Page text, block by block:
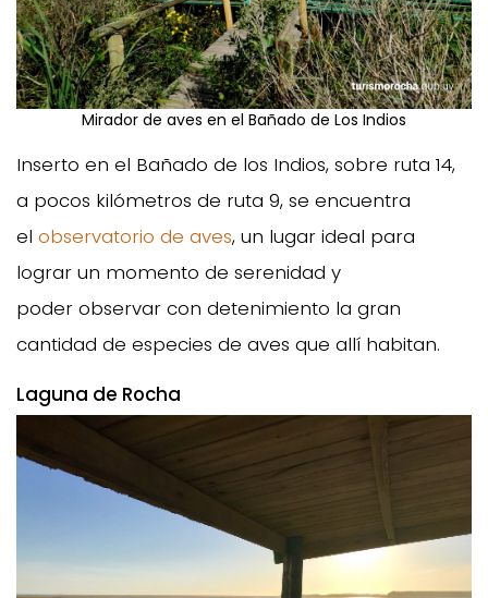
Mirador de aves en el Bañado de Los Indios
Inserto en el Bañado de los Indios, sobre ruta 14,
a pocos kilómetros de ruta 9, se encuentra
el observatorio de aves, un lugar ideal para
lograr un momento de serenidad y
poder observar con detenimiento la gran
cantidad de especies de aves que allí habitan.
Laguna de Rocha